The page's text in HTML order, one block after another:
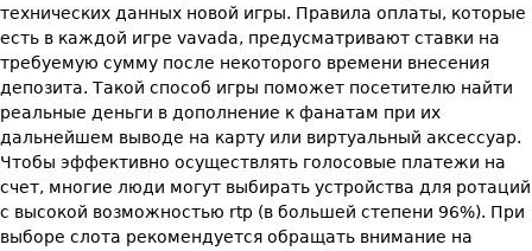
технических данных новой игры. Правила оплаты, которые
есть в каждой игре vavada, предусматривают ставки на
требуемую сумму после некоторого времени внесения
депозита. Такой способ игры поможет посетителю найти
реальные деньги в дополнение к фанатам при их
дальнейшем выводе на карту или виртуальный аксессуар.
Чтобы эффективно осуществлять голосовые платежи на
счет, многие люди могут выбирать устройства для ротаций
с высокой возможностью rtp (в большей степени 96%). При
выборе слота рекомендуется обращать внимание на